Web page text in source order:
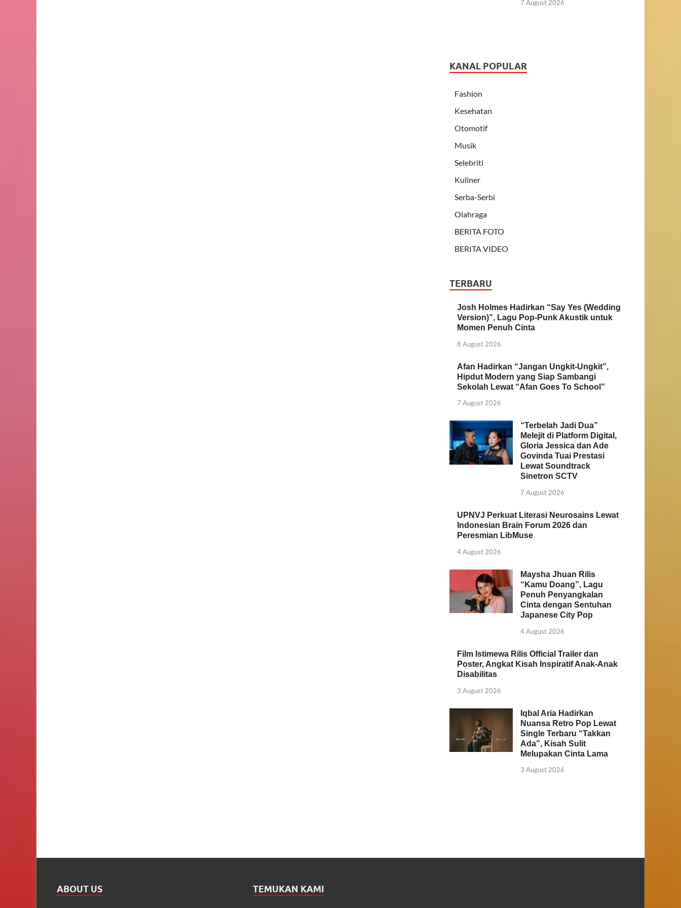
7 August 2026
KANAL POPULAR
Fashion
Kesehatan
Otomotif
Musik
Selebriti
Kuliner
Serba-Serbi
Olahraga
BERITA FOTO
BERITA VIDEO
TERBARU
Josh Holmes Hadirkan “Say Yes (Wedding
Version)”, Lagu Pop-Punk Akustik untuk
Momen Penuh Cinta
8 August 2026
Afan Hadirkan “Jangan Ungkit-Ungkit”,
Hipdut Modern yang Siap Sambangi
Sekolah Lewat “Afan Goes To School”
7 August 2026
“Terbelah Jadi Dua”
Melejit di Platform Digital,
Gloria Jessica dan Ade
Govinda Tuai Prestasi
Lewat Soundtrack
Sinetron SCTV
7 August 2026
UPNVJ Perkuat Literasi Neurosains Lewat
Indonesian Brain Forum 2026 dan
Peresmian LibMuse
4 August 2026
Maysha Jhuan Rilis
“Kamu Doang”, Lagu
Penuh Penyangkalan
Cinta dengan Sentuhan
Japanese City Pop
4 August 2026
Film Istimewa Rilis Official Trailer dan
Poster, Angkat Kisah Inspiratif Anak-Anak
Disabilitas
3 August 2026
Iqbal Aria Hadirkan
Nuansa Retro Pop Lewat
Single Terbaru “Takkan
Ada”, Kisah Sulit
Melupakan Cinta Lama
3 August 2026
ABOUT US TEMUKAN KAMI